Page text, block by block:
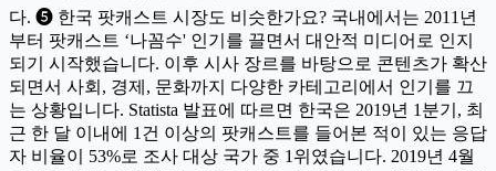
다. ❺ 한국 팟캐스트 시장도 비슷한가요? 국내에서는 2011년
부터 팟캐스트 ‘나꼼수' 인기를 끌면서 대안적 미디어로 인지
되기 시작했습니다. 이후 시사 장르를 바탕으로 콘텐츠가 확산
되면서 사회, 경제, 문화까지 다양한 카테고리에서 인기를 끄
는 상황입니다. Statista 발표에 따르면 한국은 2019년 1분기, 최
근 한 달 이내에 1건 이상의 팟캐스트를 들어본 적이 있는 응답
자 비율이 53%로 조사 대상 국가 중 1위였습니다. 2019년 4월